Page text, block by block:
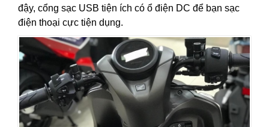
đậy, cổng sạc USB tiện ích có ổ điện DC để bạn sạc
điện thoại cực tiện dụng.